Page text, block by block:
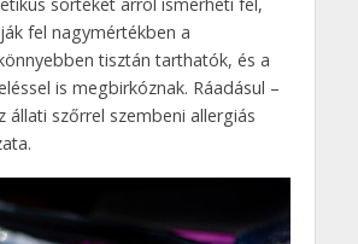
fel nagymértékben a
tisztán tarthatók, és a
is megbirkóznak. Ráadásul –
állati szőrrel szembeni allergiás